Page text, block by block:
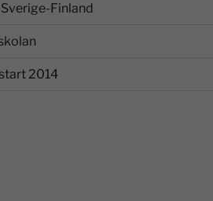
Finland
2014